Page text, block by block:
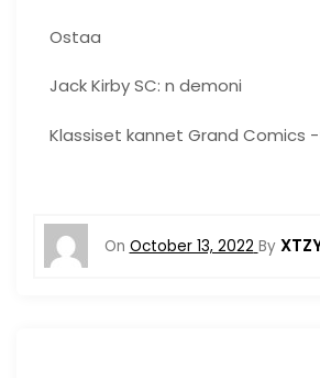
Ostaa
Jack Kirby SC: n demoni
Klassiset kannet Grand Comics
On October 13, 2022 By